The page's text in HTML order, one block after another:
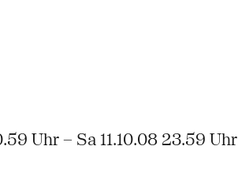
Uhr – Sa 11.10.08 23.59 Uhr